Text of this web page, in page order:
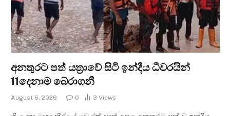
අනතුරට පත් යත්‍රාවේ සිටි ඉන්දීය ධීවරයින්
11දෙනාම බේරාගනී
August 6, 2026 0 3 Views